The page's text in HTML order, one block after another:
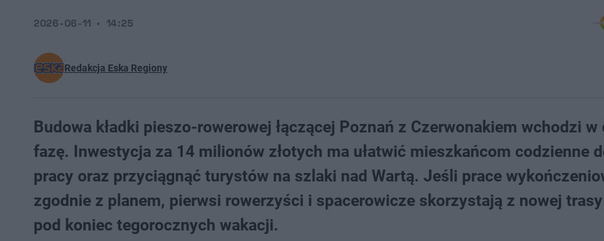
Redakcja Eska Regiony
2026-06-11 14:25
Budowa kładki pieszo-rowerowej łączącej Poznań z Czerwonakiem wchodzi
fazę. Inwestycja za 14 milionów złotych ma ułatwić mieszkańcom codzienne
pracy oraz przyciągnąć turystów na szlaki nad Wartą. Jeśli prace
zgodnie z planem, pierwsi rowerzyści i spacerowicze skorzystają z nowej
pod koniec tegorocznych wakacji.